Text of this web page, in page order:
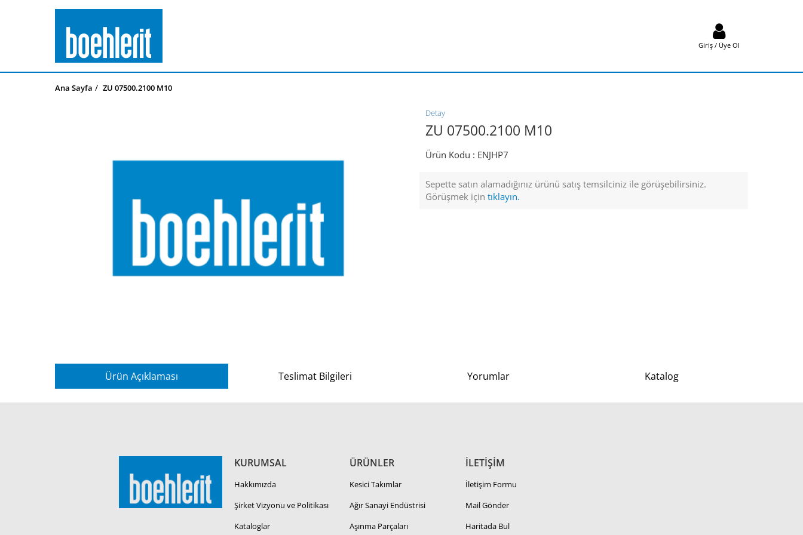
Giriş / Üye Ol
Ana Sayfa ZU 07500.2100 M10
Detay
ZU 07500.2100 M10
Ürün Kodu : ENJHP7
Sepette satın alamadığınız ürünü satış temsilciniz ile görüşebilirsiniz.
Görüşmek için tıklayın.
Ürün Açıklaması Teslimat Bilgileri Yorumlar Katalog
KURUMSAL
Hakkımızda
Şirket Vizyonu ve Politikası
Kataloglar
ÜRÜNLER
Kesici Takımlar
Ağır Sanayi Endüstrisi
Aşınma Parçaları
İLETİŞİM
İletişim Formu
Mail Gönder
Haritada Bul